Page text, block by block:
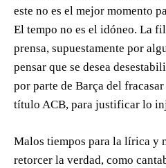
este no es el mejor momento
El tempo no es el idóneo. La
prensa, supuestamente por
pensar que se desea
por parte de Barça del
título ACB, para justificar lo
Malos tiempos para la lírica y
retorcer la verdad, como